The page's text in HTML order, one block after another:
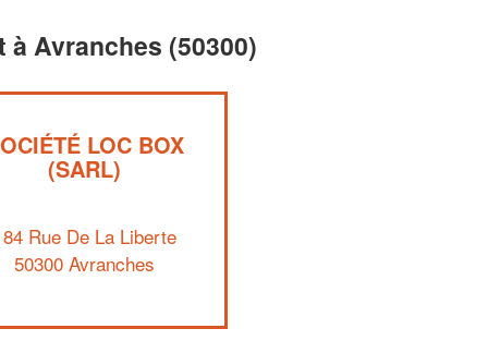
Avranches (50300)
LOC BOX
(SARL)
Rue De La Liberte
50300 Avranches